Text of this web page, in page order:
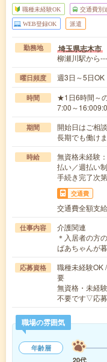
職種未経験OK 交通費別
WEB登録OK 派遣
勤務地 埼玉県志木市
柳瀬川駅から
曜日頻度 週3日～5日
時間
★1日6時間～
7:00～
期間
開始日はご相
長期でも働け
時給
無資格未経験
払い／週払い
手続き完了次
交通費
交通費全額支
仕事内容
介護関連
＊入居者の方
ばあちゃんが
応募資格
職種未経験OK
要
無資格・未経
不要です▽応
職場の雰囲気
年齢層
20代